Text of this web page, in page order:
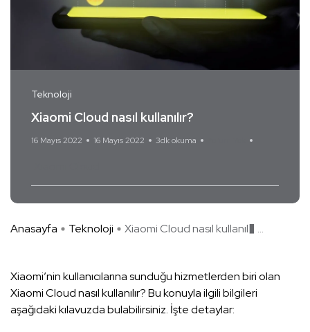
Teknoloji
Xiaomi Cloud nasıl kullanılır?
16 Mayıs 2022 16 Mayıs 2022 3dk okuma
Anasayfa Teknoloji Xiaomi Cloud nasıl kullanıl� ...
Xiaomi’nin kullanıcılarına sunduğu hizmetlerden biri olan
Xiaomi Cloud nasıl kullanılır? Bu konuyla ilgili bilgileri
aşağıdaki kılavuzda bulabilirsiniz. İşte detaylar: